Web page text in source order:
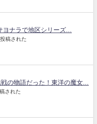
ナラで地区シリーズ...
稿された
の物語だった！東洋の魔女...
された